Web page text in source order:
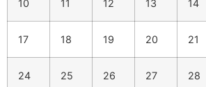
10 11 12 13 14
17 18 19 20 21
24 25 26 27 28